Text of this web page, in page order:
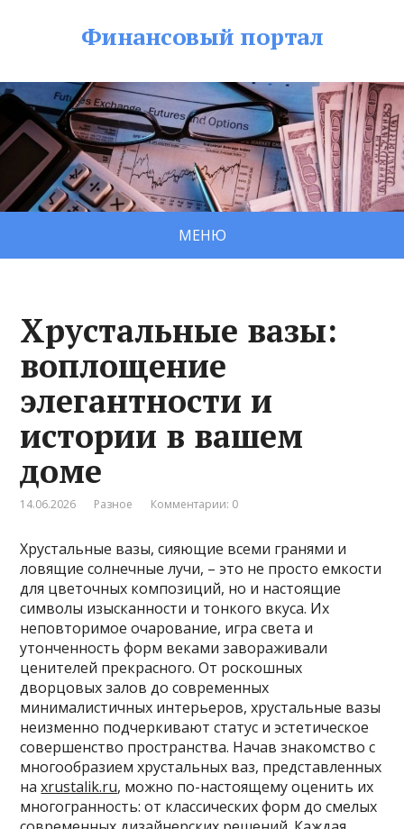
Финансовый портал
МЕНЮ
Хрустальные вазы:
воплощение
элегантности и
истории в вашем
доме
14.06.2026 Разное Комментарии: 0
Хрустальные вазы, сияющие всеми гранями и
ловящие солнечные лучи, – это не просто емкости
для цветочных композиций, но и настоящие
символы изысканности и тонкого вкуса. Их
неповторимое очарование, игра света и
утонченность форм веками завораживали
ценителей прекрасного. От роскошных
дворцовых залов до современных
минималистичных интерьеров, хрустальные вазы
неизменно подчеркивают статус и эстетическое
совершенство пространства. Начав знакомство с
многообразием хрустальных ваз, представленных
наxrustalik.ru, можно по-настоящему оценить их
многогранность: от классических форм до смелых